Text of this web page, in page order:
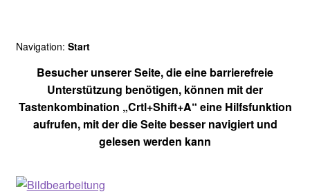
Navigation: Start
Besucher unserer Seite, die eine barrierefreie
Unterstützung benötigen, können mit der
Tastenkombination „Crtl+Shift+A“ eine Hilfsfunktion
aufrufen, mit der die Seite besser navigiert und
gelesen werden kann